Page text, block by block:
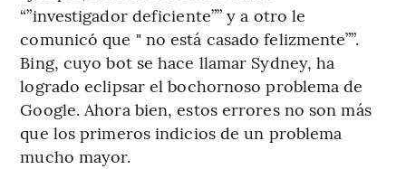
“”investigador deficiente”” y a otro le
comunicó que " no está casado felizmente””.
Bing, cuyo bot se hace llamar Sydney, ha
logrado eclipsar el bochornoso problema de
Google. Ahora bien, estos errores no son más
que los primeros indicios de un problema
mucho mayor.